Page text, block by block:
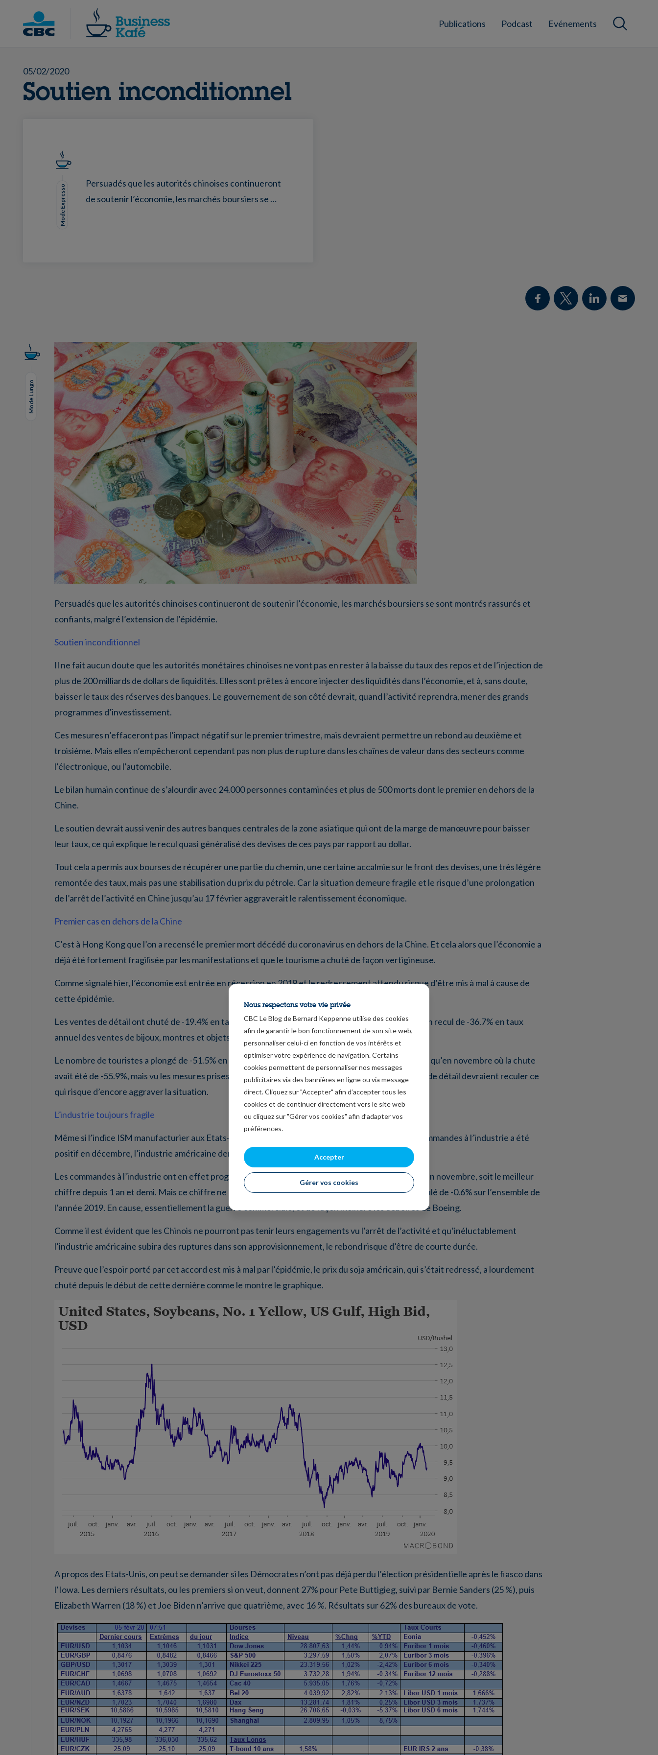
content
Publications Podcast Evénements
Chercher
05/02/2020
Soutien inconditionnel
Mode Expresso
Persuadés que les autorités chinoises continueront
de soutenir l’économie, les marchés boursiers se …
Mode Lungo
Persuadés que les autorités chinoises continueront de soutenir l’économie, les marchés boursiers se sont montrés rassurés et
confiants, malgré l’extension de l’épidémie.
Soutien inconditionnel
Il ne fait aucun doute que les autorités monétaires chinoises ne vont pas en rester à la baisse du taux des repos et de l’injection de
plus de 200 milliards de dollars de liquidités. Elles sont prêtes à encore injecter des liquidités dans l’économie, et à, sans doute,
baisser le taux des réserves des banques. Le gouvernement de son côté devrait, quand l’activité reprendra, mener des grands
programmes d’investissement.
Ces mesures n’effaceront pas l’impact négatif sur le premier trimestre, mais devraient permettre un rebond au deuxième et
troisième. Mais elles n’empêcheront cependant pas non plus de rupture dans les chaînes de valeur dans des secteurs comme
l’électronique, ou l’automobile.
Le bilan humain continue de s’alourdir avec 24.000 personnes contaminées et plus de 500 morts dont le premier en dehors de la
Chine.
Le soutien devrait aussi venir des autres banques centrales de la zone asiatique qui ont de la marge de manœuvre pour baisser
leur taux, ce qui explique le recul quasi généralisé des devises de ces pays par rapport au dollar.
Tout cela a permis aux bourses de récupérer une partie du chemin, une certaine accalmie sur le front des devises, une très légère
remontée des taux, mais pas une stabilisation du prix du pétrole. Car la situation demeure fragile et le risque d’une prolongation
de l’arrêt de l’activité en Chine jusqu’au 17 février aggraverait le ralentissement économique.
Premier cas en dehors de la Chine
C’est à Hong Kong que l’on a recensé le premier mort décédé du coronavirus en dehors de la Chine. Et cela alors que l’économie a
déjà été fortement fragilisée par les manifestations et que le tourisme a chuté de façon vertigineuse.
Comme signalé hier, l’économie est entrée en récession en 2019 et le redressement attendu risque d’être mis à mal à cause de
cette épidémie.
Les ventes de détail ont chuté de -19.4% en taux annuel au mois de décembre, avec en particulier un recul de -36.7% en taux
annuel des ventes de bijoux, montres et objets de valeurs.
Le nombre de touristes a plongé de -51.5% en taux annuel en décembre, certes un peu moins grave qu’en novembre où la chute
avait été de -55.9%, mais vu les mesures prises pour éviter une contagion, le tourisme et les ventes de détail devraient reculer ce
qui risque d’encore aggraver la situation.
L’industrie toujours fragile
Même si l’indice ISM manufacturier aux Etats-Unis s’est bien redressé, et même si le chiffre des commandes à l’industrie a été
positif en décembre, l’industrie américaine demeure fragile.
Les commandes à l’industrie ont en effet progressé de 1.8% en décembre après un recul de -1.2% en novembre, soit le meilleur
chiffre depuis 1 an et demi. Mais ce chiffre ne peut pas masquer le fait que ces commandes ont reculé de -0.6% sur l’ensemble de
l’année 2019. En cause, essentiellement la guerre commerciale, et de façon moindre les déboires de Boeing.
Comme il est évident que les Chinois ne pourront pas tenir leurs engagements vu l’arrêt de l’activité et qu’inéluctablement
l’industrie américaine subira des ruptures dans son approvisionnement, le rebond risque d’être de courte durée.
Preuve que l’espoir porté par cet accord est mis à mal par l’épidémie, le prix du soja américain, qui s’était redressé, a lourdement
chuté depuis le début de cette dernière comme le montre le graphique.
A propos des Etats-Unis, on peut se demander si les Démocrates n’ont pas déjà perdu l’élection présidentielle après le fiasco dans
l’Iowa. Les derniers résultats, ou les premiers si on veut, donnent 27% pour Pete Buttigieg, suivi par Bernie Sanders (25 %), puis
Elizabeth Warren (18 %) et Joe Biden n’arrive que quatrième, avec 16 %. Résultats sur 62% des bureaux de vote.
Nous respectons votre vie privée
CBC Le Blog de Bernard Keppenne utilise des cookies
afin de garantir le bon fonctionnement de son site web,
personnaliser celui-ci en fonction de vos intérêts et
optimiser votre expérience de navigation. Certains
cookies permettent de personnaliser nos messages
publicitaires via des bannières en ligne ou via message
direct. Cliquez sur "Accepter" afin d’accepter tous les
cookies et de continuer directement vers le site web
ou cliquez sur "Gérer vos cookies" afin d’adapter vos
préférences.
Accepter
Gérer vos cookies